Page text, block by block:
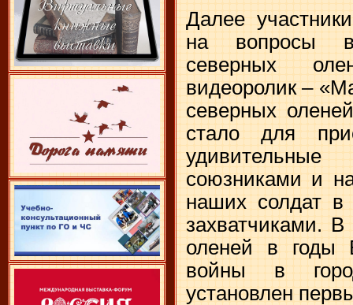
Далее
на вопросы
северных
видеоролик –
северных
стало для
союзниками и
наших солдат
захватчиками. В
оленей в годы
войны в
установлен